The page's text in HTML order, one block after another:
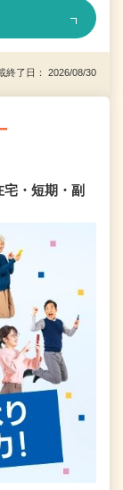
了日： 2026/08/30
宅・短期・副